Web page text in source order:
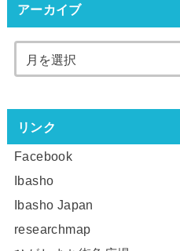
アーカイブ
リンク
Facebook
Ibasho
Ibasho Japan
researchmap